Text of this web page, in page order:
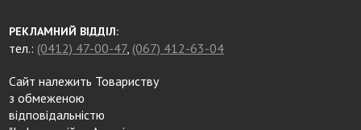
РЕКЛАМНИЙ ВІДДІЛ:
тел.: (0412) 47-00-47, (067) 412-63-04
Сайт належить Товариству
з обмеженою
відповідальністю